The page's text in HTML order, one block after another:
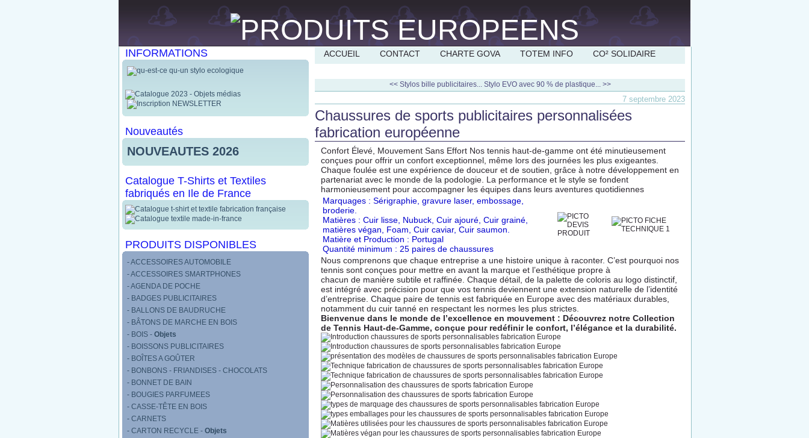
INFORMATIONS
Nouveautés
NOUVEAUTES 2026
Catalogue T-Shirts et Textiles
fabriqués en Ile de France
PRODUITS DISPONIBLES
- ACCESSOIRES AUTOMOBILE
- ACCESSOIRES SMARTPHONES
- AGENDA DE POCHE
- BADGES PUBLICITAIRES
- BALLONS DE BAUDRUCHE
- BÂTONS DE MARCHE EN BOIS
- BOIS - Objets
- BOISSONS PUBLICITAIRES
- BOÎTES A GOÛTER
- BONBONS - FRIANDISES - CHOCOLATS
- BONNET DE BAIN
- BOUGIES PARFUMEES
- CASSE-TÊTE EN BOIS
- CARNETS
- CARTON RECYCLE - Objets
ACCUEIL CONTACT CHARTE GOVA TOTEM INFO CO² SOLIDAIRE
<< Stylos bille publicitaires... Stylo EVO avec 90 % de plastique... >>
7 septembre 2023
Chaussures de sports publicitaires personnalisées
fabrication européenne
Confort Élevé, Mouvement Sans Effort Nos tennis haut-de-gamme ont été minutieusement
conçues pour offrir un confort exceptionnel, même lors des journées les plus exigeantes.
Chaque foulée est une expérience de douceur et de soutien, grâce à notre développement en
partenariat avec le monde de la podologie. La performance et le style se fondent
harmonieusement pour accompagner les équipes dans leurs aventures quotidiennes
Marquages : Sérigraphie, gravure laser, embossage,
broderie.
Matières : Cuir lisse, Nubuck, Cuir ajouré, Cuir grainé,
matières végan, Foam, Cuir caviar, Cuir saumon.
Matière et Production : Portugal
Quantité minimum : 25 paires de chaussures
Nous comprenons que chaque entreprise a une histoire unique à raconter. C’est pourquoi nos
tennis sont conçues pour mettre en avant la marque et l’esthétique propre à
chacun de manière subtile et raffinée. Chaque détail, de la palette de coloris au logo distinctif,
est intégré avec précision pour que vos tennis deviennent une extension naturelle de l’identité
d’entreprise. Chaque paire de tennis est fabriquée en Europe avec des matériaux durables,
notamment du cuir tanné en respectant les normes les plus strictes.
Bienvenue dans le monde de l’excellence en mouvement : Découvrez notre Collection
de Tennis Haut-de-Gamme, conçue pour redéfinir le confort, l’élégance et la durabilité.